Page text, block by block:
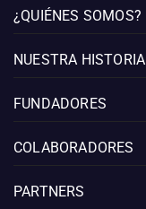
¿QUIÉNES SOMOS?
NUESTRA HISTORIA
FUNDADORES
COLABORADORES
PARTNERS